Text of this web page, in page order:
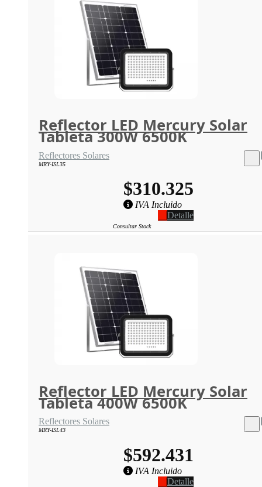
Reflector LED Mercury Solar
Tableta 300W 6500K
Reflectores Solares
MRY-ISL35
$310.325
IVA Incluido
Detalle
Consultar Stock
Reflector LED Mercury Solar
Tableta 400W 6500K
Reflectores Solares
MRY-ISL43
$592.431
IVA Incluido
Detalle